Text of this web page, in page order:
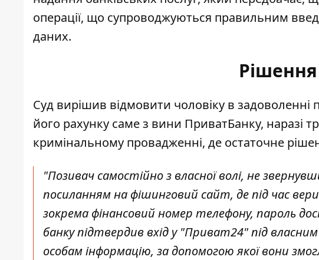
операції, що супроводжуються правильним
даних.
Суд вирішив відмовити чоловіку в задоволенні
його рахунку саме з вини ПриватБанку, наразі
кримінальному провадженні, де остаточне
"Позивач самостійно з власної волі, не
посиланням на фішинговий сайт, де під час
зокрема фінансовий номер телефону, пароль
банку підтвердив вхід у "Приват24" під
особам інформацію, за допомогою якої вони